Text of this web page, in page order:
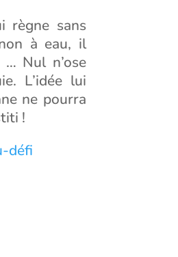
règne sans
à eau, il
… Nul n’ose
L’idée lui
ne pourra
!
défi